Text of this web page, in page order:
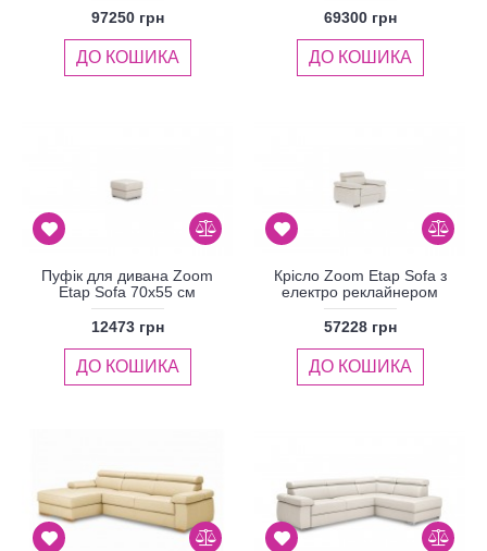
97250 грн
ДО КОШИКА
69300 грн
ДО КОШИКА
Пуфік для дивана Zoom
Etap Sofa 70x55 см
12473 грн
ДО КОШИКА
Крісло Zoom Etap Sofa з
електро реклайнером
57228 грн
ДО КОШИКА